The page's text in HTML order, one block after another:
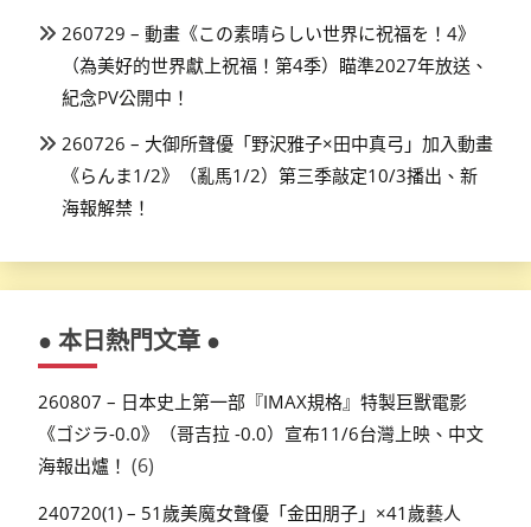
260729 – 動畫《この素晴らしい世界に祝福を！4》
（為美好的世界獻上祝福！第4季）瞄準2027年放送、
紀念PV公開中！
260726 – 大御所聲優「野沢雅子×田中真弓」加入動畫
《らんま1/2》（亂馬1/2）第三季敲定10/3播出、新
海報解禁！
● 本日熱門文章 ●
260807 – 日本史上第一部『IMAX規格』特製巨獸電影
《ゴジラ-0.0》（哥吉拉 -0.0）宣布11/6台灣上映、中文
海報出爐！ (6)
240720(1) – 51歲美魔女聲優「金田朋子」×41歲藝人